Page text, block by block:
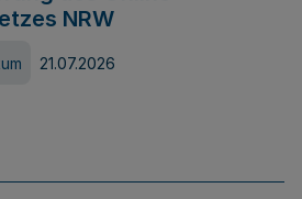
NRW
21.07.2026